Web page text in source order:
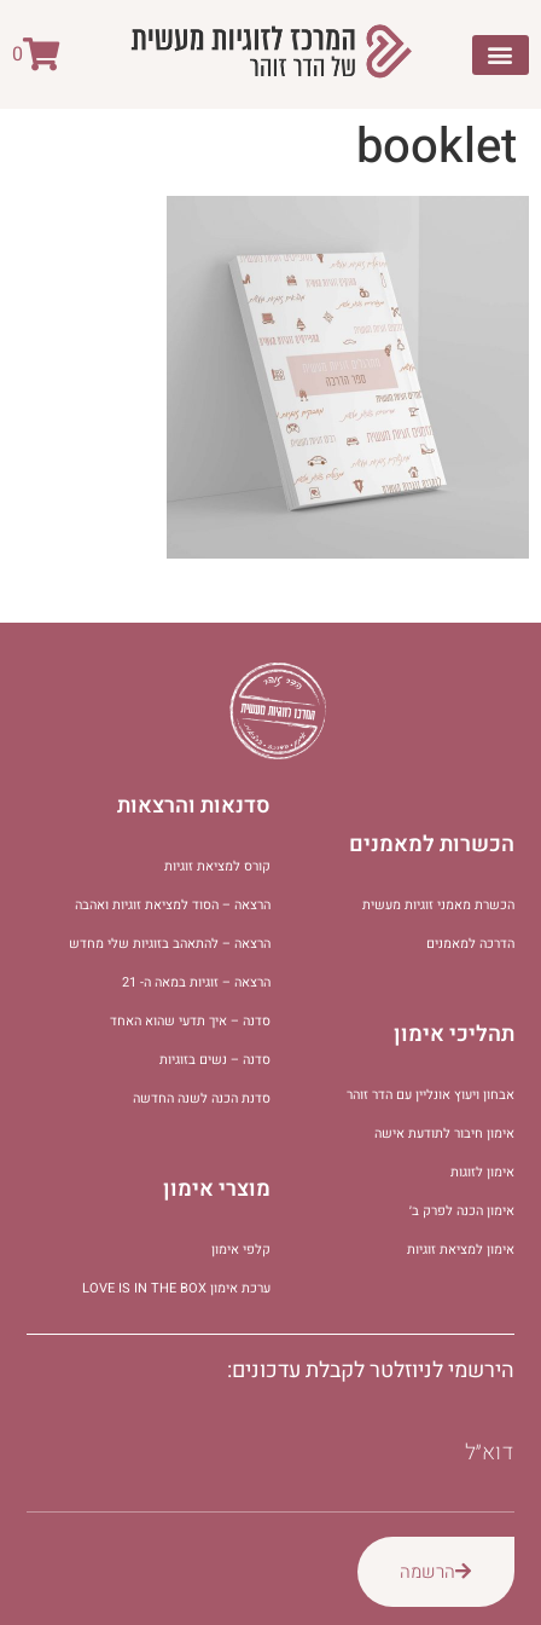
0
booklet
הכשרות למאמנים
הכשרת מאמני זוגיות מעשית
הדרכה למאמנים
תהליכי אימון
אבחון ויעוץ אונליין עם הדר זוהר
אימון חיבור לתודעת אישה
אימון לזוגות
אימון הכנה לפרק ב׳
אימון למציאת זוגיות
סדנאות והרצאות
קורס למציאת זוגיות
הרצאה – הסוד למציאת זוגיות ואהבה
הרצאה – להתאהב בזוגיות שלי מחדש
הרצאה – זוגיות במאה ה- 21
סדנה – איך תדעי שהוא האחד
סדנה – נשים בזוגיות
סדנת הכנה לשנה החדשה
מוצרי אימון
קלפי אימון
ערכת אימון LOVE IS IN THE BOX
הירשמי לניוזלטר לקבלת עדכונים:
דוא״ל
הרשמה